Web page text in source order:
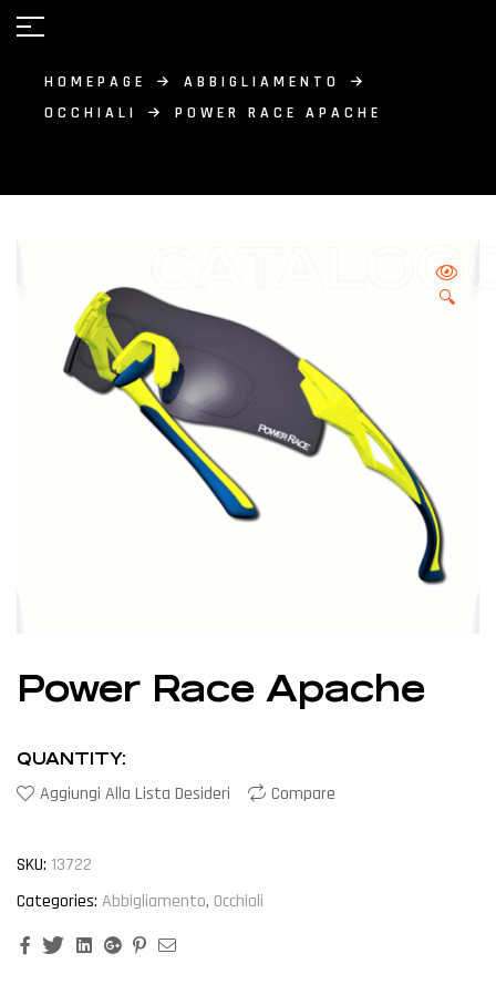
HOMEPAGE
ABBIGLIAMENTO
OCCHIALI
POWER RACE APACHE
🔍
Power Race Apache
QUANTITY:
Aggiungi Alla Lista Desideri Compare
SKU: 13722
Categories: Abbigliamento, Occhiali
FacebookTwitterLinkedinGoogle+Pinterest